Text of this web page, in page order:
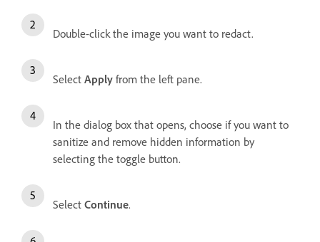
Double-click the image you want to redact.
Select Apply from the left pane.
In the dialog box that opens, choose if you want to
sanitize and remove hidden information by
selecting the toggle button.
Select Continue.